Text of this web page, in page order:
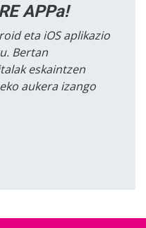
APPa!
eta iOS aplikazio
Bertan
eskaintzen
aukera izango